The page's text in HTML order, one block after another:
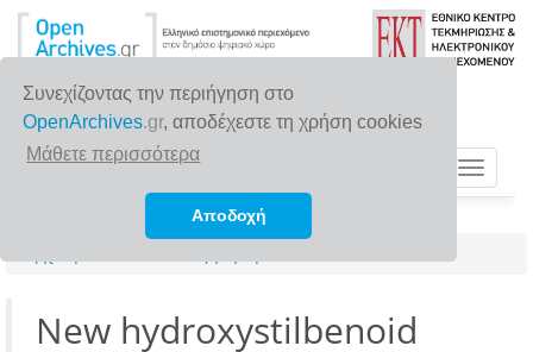
Συνεχίζοντας την περιήγηση στο
OpenArchives.gr, αποδέχεστε τη χρήση cookies
Μάθετε περισσότερα
Αποδοχή
Toggle
New hydroxystilbenoid